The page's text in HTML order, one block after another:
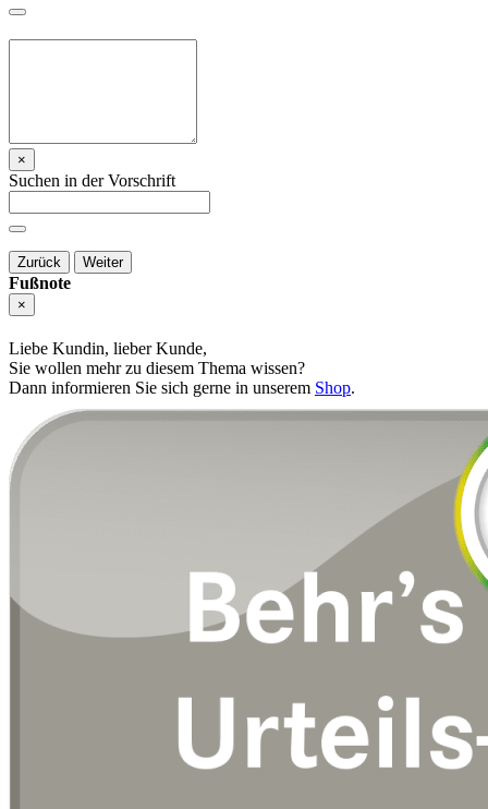
×
Suchen in der Vorschrift
Zurück Weiter
Fußnote
×
Liebe Kundin, lieber Kunde,
Sie wollen mehr zu diesem Thema wissen?
Dann informieren Sie sich gerne in unserem Shop.